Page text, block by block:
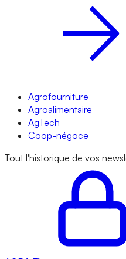
Agrofourniture
Agroalimentaire
AgTech
Coop-négoce
Tout l'historique de vos